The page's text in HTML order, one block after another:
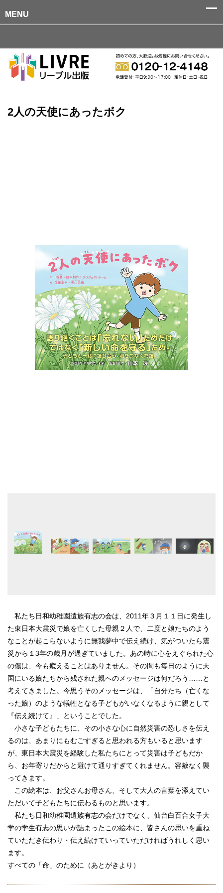
MENU
MENU
2人の天使にあったボク
私たち日和幼稚園遺族有志の会は、2011年３月１１日に発生し
た東日本大震災で娘を亡くした母親２人で、二度と娘たちのよう
なことが起こらないように無我夢中で伝え続け、気がついたら震
災から１3年の歳月が過ぎていました。あの時に心をえぐられた心
の傷は、今も癒えることはありません。その間も毎日のように天
国にいる娘たちから残された親へのメッセージは何だろう……と
考えてきました。今思うそのメッセージは、「自分たち（亡くな
った娘）のような犠牲となる子どもがいなくなるように親として
『伝え続けて』」ということでした。
小さな子どもたちに、その小さな心に自然災害の恐しさを伝え
るのは、あまりにもむごすぎると思われる方もいると思います
が、東日本大震災を経験した私たちにとって災害は子どもだか
ら、お年寄りだからと避けて通りすぎてくれません。容赦なく襲
ってきます。
この絵本は、お父さんお母さん、そして大人の言葉を添えてい
ただいて子どもたちに伝わるものと思います。
私たち日和幼稚園遺族有志の会だけでなく、仙台白百合女子大
学の学生有志の思いが詰まったこの絵本に、皆さんの思いを重ね
ていただき伝わり・伝え続けていっていただければうれしく思い
ます。
すべての「命」のために（あとがきより）